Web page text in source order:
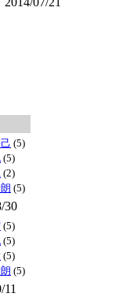
(5)
(5)
(2)
(5)
30
(5)
(5)
(5)
(5)
11